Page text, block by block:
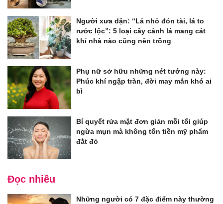
Người xưa dặn: “Lá nhỏ đón tài, lá to
rước lộc”: 5 loại cây cảnh lá mang cát
khí nhà nào cũng nên trồng
Phụ nữ sở hữu những nét tướng này:
Phúc khí ngập tràn, đời may mắn khó ai
bì
Bí quyết rửa mặt đơn giản mỗi tối giúp
ngừa mụn mà không tốn tiền mỹ phẩm
đắt đỏ
Đọc nhiều
Những người có 7 đặc điểm này thường